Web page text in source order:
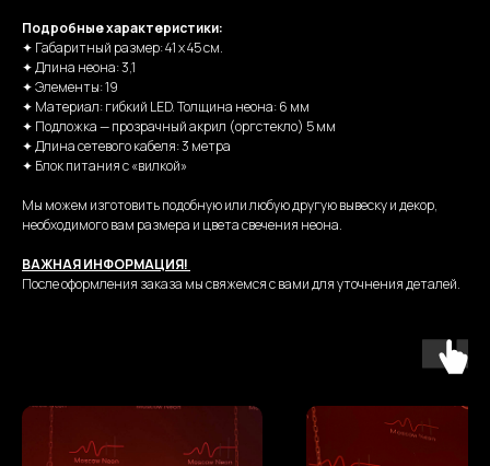
Подробные характеристики:
✦ Габаритный размер: 41 х 45 см.
✦ Длина неона: 3,1
✦ Элементы: 19
✦ Материал: гибкий LED. Толщина неона: 6 мм
✦ Подложка — прозрачный акрил (оргстекло) 5 мм
✦ Длина сетевого кабеля: 3 метра
✦ Блок питания с «вилкой»
Мы можем изготовить подобную или любую другую вывеску и декор,
необходимого вам размера и цвета свечения неона.
ВАЖНАЯ ИНФОРМАЦИЯ!
После оформления заказа мы свяжемся с вами для уточнения деталей.